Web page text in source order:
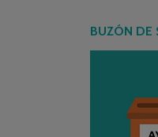
BUZÓN DE